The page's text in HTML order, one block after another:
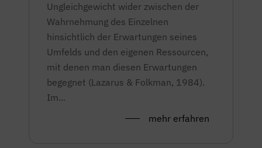
Ungleichgewicht wider zwischen der
Wahrnehmung des Einzelnen
hinsichtlich der Erwartungen seines
Umfelds und den eigenen Ressourcen,
mit denen man diesen Erwartungen
begegnet (Lazarus & Folkman, 1984).
Im...
mehr erfahren